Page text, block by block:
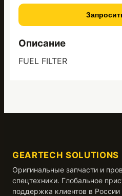
Описание
FUEL FILTER
GEARTECH SOLUTIONS
Оригинальные запчасти и
спецтехники. Глобальное
поддержка клиентов в России